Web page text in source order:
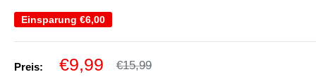
Einsparung €6,00
Preis: Sonderpreis
€9,99 Normalpreis
€15,99